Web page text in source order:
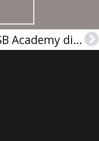
PSB Academy diploma | PSB学院文凭